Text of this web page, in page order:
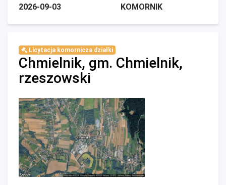
2026-09-03
KOMORNIK
Licytacja komornicza działki
Chmielnik, gm. Chmielnik,
rzeszowski